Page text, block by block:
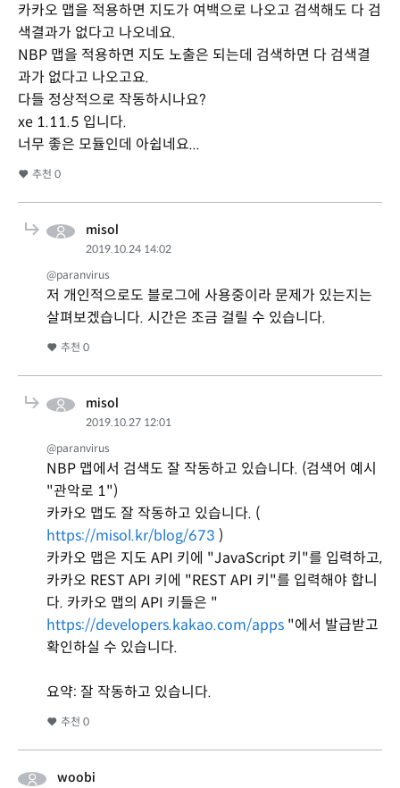
카카오 맵을 적용하면 지도가 여백으로 나오고 검색해도 다 검
색결과가 없다고 나오네요.
NBP 맵을 적용하면 지도 노출은 되는데 검색하면 다 검색결
과가 없다고 나오고요.
다들 정상적으로 작동하시나요?
xe 1.11.5 입니다.
너무 좋은 모듈인데 아쉽네요...
추천 0
misol
2019.10.24 14:02
@paranvirus
저 개인적으로도 블로그에 사용중이라 문제가 있는지는
살펴보겠습니다. 시간은 조금 걸릴 수 있습니다.
추천 0
misol
2019.10.27 12:01
@paranvirus
NBP 맵에서 검색도 잘 작동하고 있습니다. (검색어 예시
"관악로 1")
카카오 맵도 잘 작동하고 있습니다. (
https://misol.kr/blog/673 )
카카오 맵은 지도 API 키에 "JavaScript 키"를 입력하고,
카카오 REST API 키에 "REST API 키"를 입력해야 합니
다. 카카오 맵의 API 키들은 "
https://developers.kakao.com/apps "에서 발급받고
확인하실 수 있습니다.
요약: 잘 작동하고 있습니다.
추천 0
woobi